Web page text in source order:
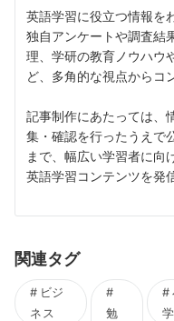
英語学習に役立つ情報を
独自アンケートや調査結
理、学研の教育ノウハウ
ど、多角的な視点からコ
記事制作にあたっては、
集・確認を行ったうえで
まで、幅広い学習者に向
英語学習コンテンツを発
関連タグ
ビジ
ネス
勉